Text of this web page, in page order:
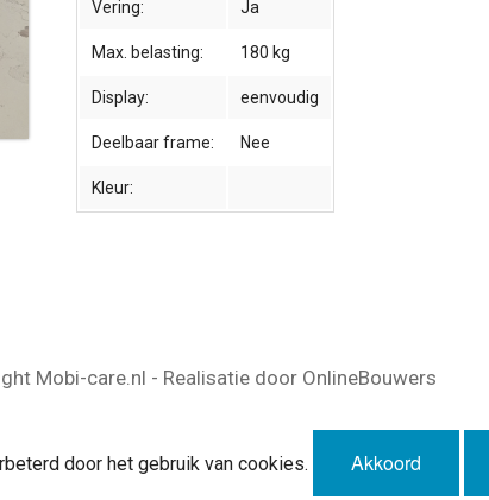
Vering: Ja
Max. belasting: 180 kg
Display: eenvoudig
Deelbaar frame: Nee
Kleur:
Mobi-care.nl - Realisatie door OnlineBouwers
door het gebruik van cookies. Akkoord